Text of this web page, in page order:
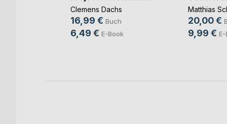
Clemens Dachs
16,99 € Buch
6,49 € E-Book
Matthias
20,00 €
9,99 €